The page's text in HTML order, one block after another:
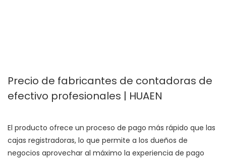
Precio de fabricantes de contadoras de
efectivo profesionales | HUAEN
El producto ofrece un proceso de pago más rápido que las
cajas registradoras, lo que permite a los dueños de
negocios aprovechar al máximo la experiencia de pago